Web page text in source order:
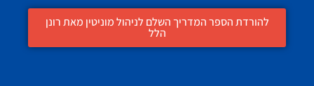
להורדת הספר המדריך השלם לניהול מוניטין מאת רונן
הלל